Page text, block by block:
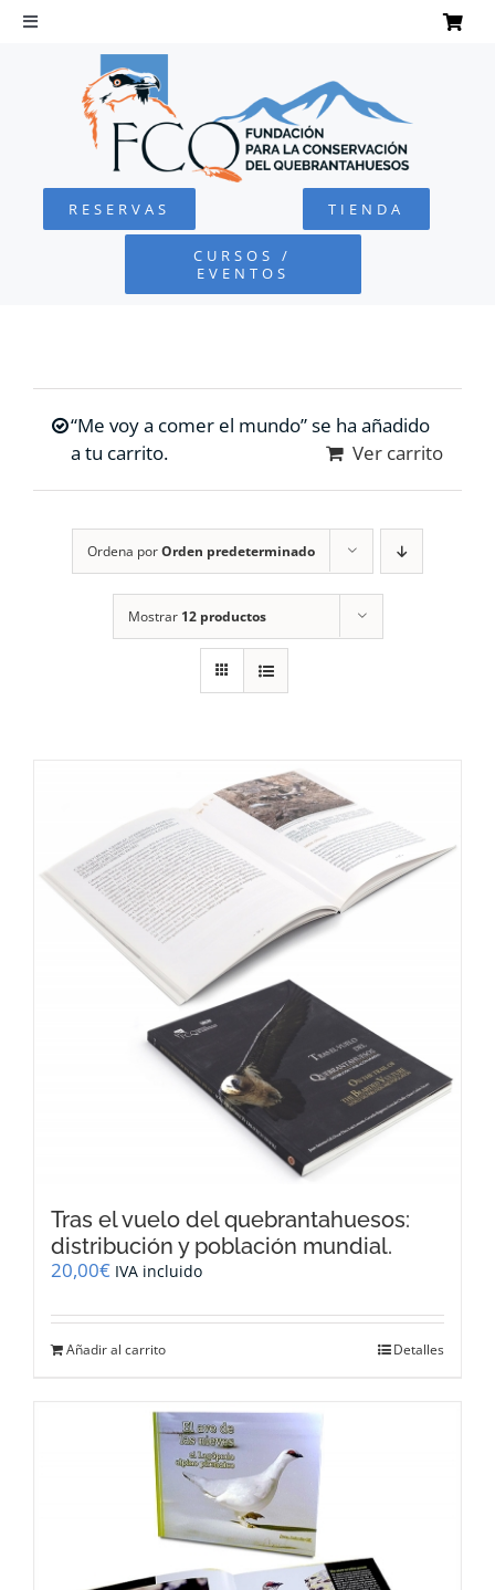
Saltar
Toggle
Navigation
QUEBRANTAHUESOS
FUNDACIÓN
RESERVAS TIENDA
CURSOS /
EVENTOS
“Me voy a comer el mundo” se ha añadido
a tu carrito.
Ver carrito
Ordena porOrden predeterminado
Mostrar 12 productos
Tras el vuelo del quebrantahuesos:
distribución y población mundial.
20,00€ IVA incluido
Añadir al carrito Detalles